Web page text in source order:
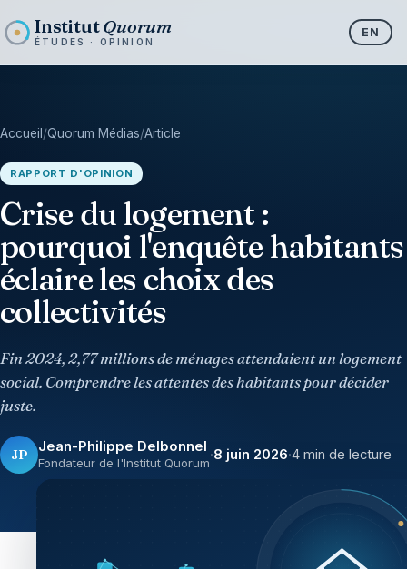
InstitutQuorum
ÉTUDES · OPINION
EN
Accueil /Quorum Médias/Article
RAPPORT D'OPINION
Crise du logement :
pourquoi l'enquête habitants
éclaire les choix des
collectivités
Fin 2024, 2,77 millions de ménages attendaient un logement
social. Comprendre les attentes des habitants pour décider
juste.
JP Jean-Philippe Delbonnel
Fondateur de l'Institut Quorum
·8 juin 2026·4 min de lecture